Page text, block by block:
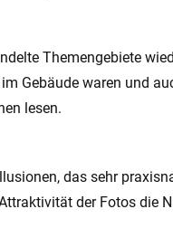
Themengebiete
Gebäude waren und
lesen.
das sehr
der Fotos die